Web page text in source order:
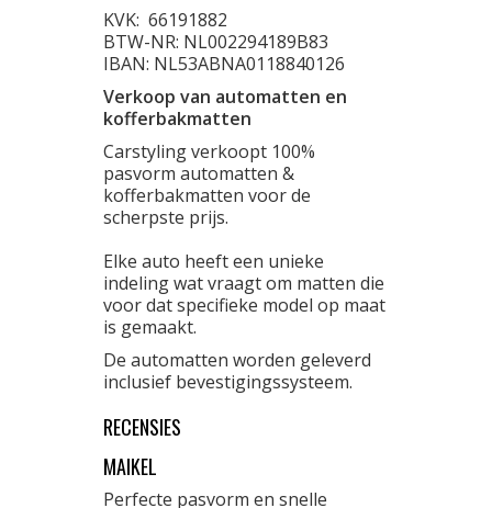
KVK: 66191882
BTW-NR: NL002294189B83
IBAN: NL53ABNA0118840126
Verkoop van automatten en
kofferbakmatten
Carstyling verkoopt 100%
pasvorm automatten &
kofferbakmatten voor de
scherpste prijs.
Elke auto heeft een unieke
indeling wat vraagt om matten die
voor dat specifieke model op maat
is gemaakt.
De automatten worden geleverd
inclusief bevestigingssysteem.
RECENSIES
MAIKEL
Perfecte pasvorm en snelle